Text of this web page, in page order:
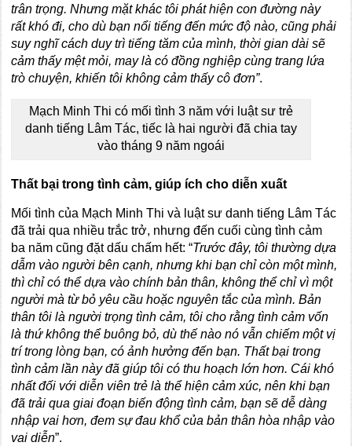
trân trọng. Nhưng mặt khác tôi phát hiện con đường này
rất khó đi, cho dù bạn nổi tiếng đến mức độ nào, cũng phải
suy nghĩ cách duy trì tiếng tăm của mình, thời gian dài sẽ
cảm thấy mệt mỏi, may là có đồng nghiệp cùng trang lứa
trò chuyện, khiến tôi không cảm thấy cô đơn”.
Mạch Minh Thi có mối tình 3 năm với luật sư trẻ
danh tiếng Lâm Tác, tiếc là hai người đã chia tay
vào tháng 9 năm ngoái
Thất bại trong tình cảm, giúp ích cho diễn xuất
Mối tình của Mạch Minh Thi và luật sư danh tiếng Lâm Tác
đã trải qua nhiều trắc trở, nhưng đến cuối cùng tình cảm
ba năm cũng đặt dấu chấm hết: “Trước đây, tôi thường dựa
dẫm vào người bên cạnh, nhưng khi bạn chỉ còn một mình,
thì chỉ có thể dựa vào chính bản thân, không thể chỉ vì một
người mà từ bỏ yêu cầu hoặc nguyên tắc của mình. Bản
thân tôi là người trọng tình cảm, tôi cho rằng tình cảm vốn
là thứ không thể buông bỏ, dù thế nào nó vẫn chiếm một vị
trí trong lòng bạn, có ảnh hưởng đến bạn. Thất bại trong
tình cảm lần này đã giúp tôi có thu hoạch lớn hơn. Cái khó
nhất đối với diễn viên trẻ là thể hiện cảm xúc, nên khi bạn
đã trải qua giai đoạn biến động tình cảm, bạn sẽ dễ dàng
nhập vai hơn, đem sự đau khổ của bản thân hòa nhập vào
vai diễn”.